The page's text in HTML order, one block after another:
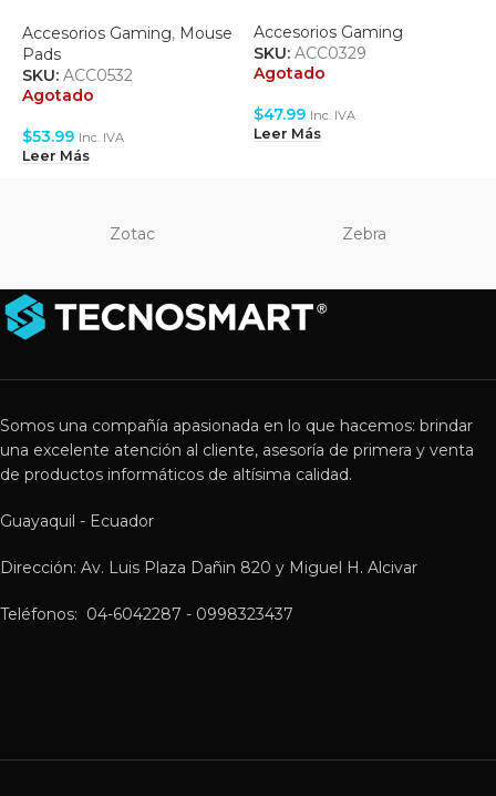
Accesorios Gaming, Mouse
Pads
SKU: ACC0532
Agotado
$53.99 Inc. IVA
Leer Más
Accesorios Gaming
SKU: ACC0329
Agotado
$47.99 Inc. IVA
Leer Más
Zotac Zebra
Somos una compañía apasionada en lo que hacemos: brindar
una excelente atención al cliente, asesoría de primera y venta
de productos informáticos de altísima calidad.
Guayaquil - Ecuador
Dirección: Av. Luis Plaza Dañin 820 y Miguel H. Alcivar
Teléfonos: 04-6042287 - 0998323437